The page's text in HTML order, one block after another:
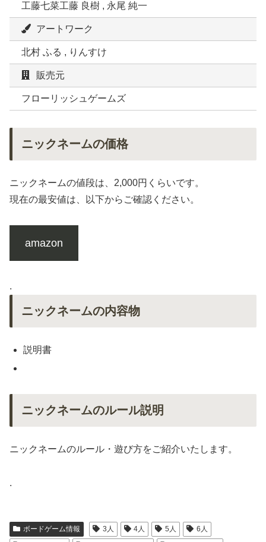
工藤七菜工藤 良樹 , 永尾 純一
アートワーク
北村 ふる , りんすけ
販売元
フローリッシュゲームズ
ニックネームの価格
ニックネームの値段は、2,000円くらいです。
現在の最安値は、以下からご確認ください。
amazon
.
ニックネームの内容物
説明書
ニックネームのルール説明
ニックネームのルール・遊び方をご紹介いたします。
.
ボードゲーム情報 3人 4人 5人
6人